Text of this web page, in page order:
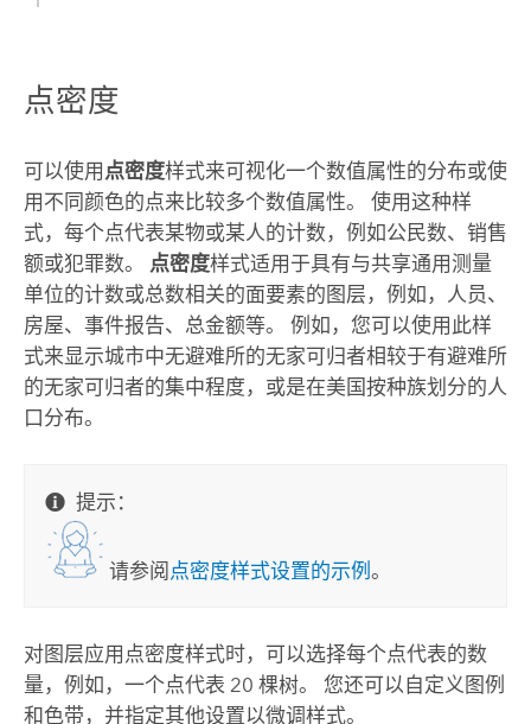
点密度
可以使用 点密度样式来可视化一个数值属性的分布或使
用不同颜色的点来比较多个数值属性。 使用这种样
式，每个点代表某物或某人的计数，例如公民数、销售
额或犯罪数。
点密度样式适用于具有与共享通用测量
单位的计数或总数相关的面要素的图层，例如，人员、
房屋、事件报告、总金额等。 例如，您可以使用此样
式来显示城市中无避难所的无家可归者相较于有避难所
的无家可归者的集中程度，或是在美国按种族划分的人
口分布。
提示：
请参阅 点密度样式设置的示例。
对图层应用点密度样式时，可以选择每个点代表的数
量，例如，一个点代表 20 棵树。 您还可以自定义图例
和色带，并指定其他设置以微调样式。